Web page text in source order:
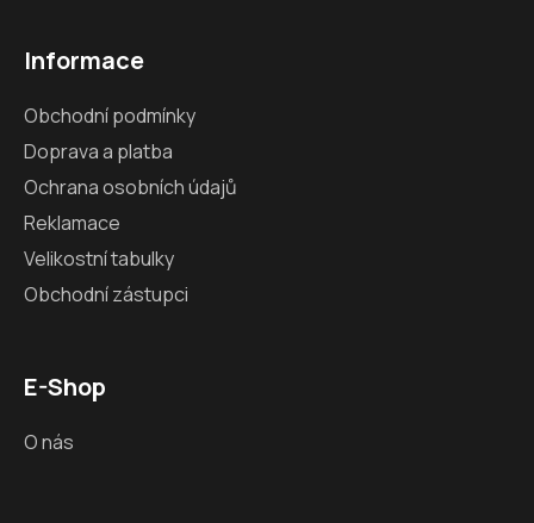
Informace
Obchodní podmínky
Doprava a platba
Ochrana osobních údajů
Reklamace
Velikostní tabulky
Obchodní zástupci
E-Shop
O nás